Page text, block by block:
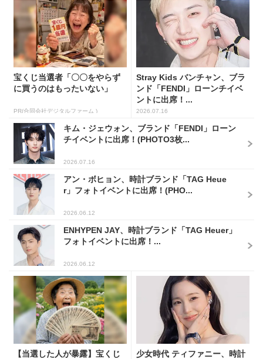
宝くじ当選者「〇〇をやらず
に買うのはもったいない」
PR(合同会社デジタルファーム )
Stray Kids バンチャン、ブラ
ンド「FENDI」ローンチイベ
ントに出席！...
2026.07.16
キム・ジェウォン、ブランド「FENDI」ローン
チイベントに出席！(PHOTO3枚...
2026.07.16
アン・ボヒョン、時計ブランド「TAG Heue
r」フォトイベントに出席！(PHO...
2026.06.12
ENHYPEN JAY、時計ブランド「TAG Heuer」
フォトイベントに出席！...
2026.06.12
【当選した人が暴露】宝くじ
少女時代 ティファニー、時計